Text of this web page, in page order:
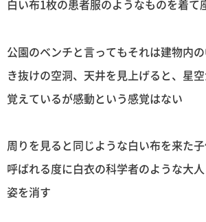
白い布1枚の患者服のようなものを着て
公園のベンチと言ってもそれは建物内
き抜けの空洞、天井を見上げると、星
覚えているが感動という感覚はない
周りを見ると同じような白い布を来た子
呼ばれる度に白衣の科学者のような大
姿を消す